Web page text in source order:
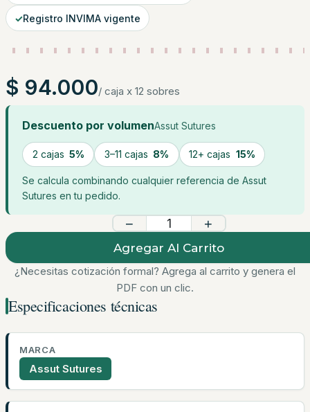
✓Registro INVIMA vigente
$ 94.000/ caja x 12 sobres
Descuento por volumenAssut Sutures
2 cajas 5% 3–11 cajas 8% 12+ cajas 15%
Se calcula combinando cualquier referencia de Assut
Sutures en tu pedido.
− +
Agregar Al Carrito
¿Necesitas cotización formal? Agrega al carrito y genera el
PDF con un clic.
Especificaciones técnicas
MARCA
Assut Sutures